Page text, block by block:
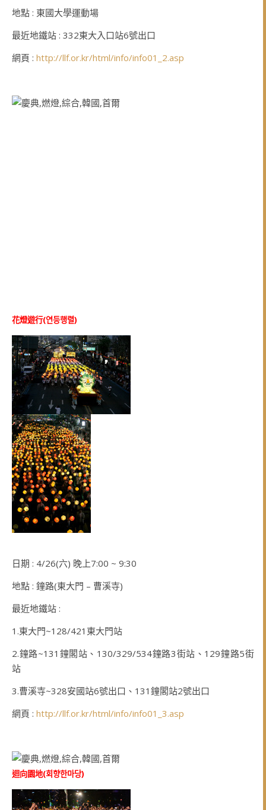
地點 : 東國大學運動場
最近地鐵站 : 332東大入口站6號出口
網頁 : http://llf.or.kr/html/info/info01_2.asp
花燈遊行(연등행렬)
日期 : 4/26(六) 晚上7:00 ~ 9:30
地點 : 鐘路(東大門 – 曹溪寺)
最近地鐵站 :
1.東大門~128/421東大門站
2.鐘路~131鐘閣站、130/329/534鐘路3街站、129鐘路5街
站
3.曹溪寺~328安國站6號出口、131鐘閣站2號出口
網頁 : http://llf.or.kr/html/info/info01_3.asp
迴向園地(회향한마당)